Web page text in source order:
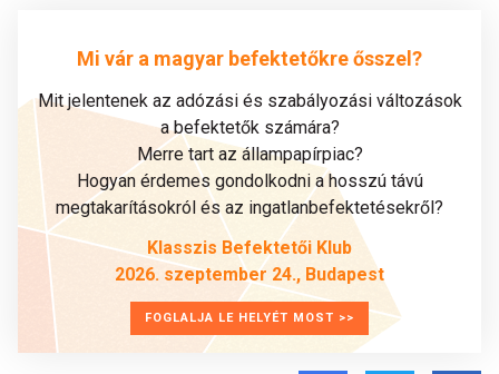
Mi vár a magyar befektetőkre ősszel?
Mit jelentenek az adózási és szabályozási változások
a befektetők számára?
Merre tart az állampapírpiac?
Hogyan érdemes gondolkodni a hosszú távú
megtakarításokról és az ingatlanbefektetésekről?
Klasszis Befektetői Klub
2026. szeptember 24., Budapest
FOGLALJA LE HELYÉT MOST >>